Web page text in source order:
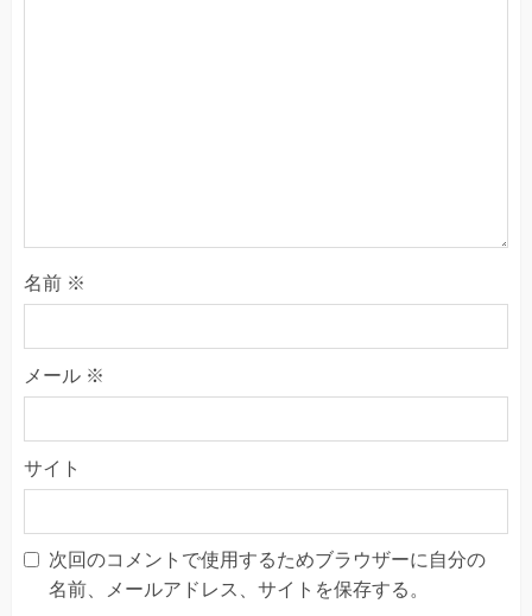
名前 ※
メール ※
サイト
次回のコメントで使用するためブラウザーに自分の
名前、メールアドレス、サイトを保存する。